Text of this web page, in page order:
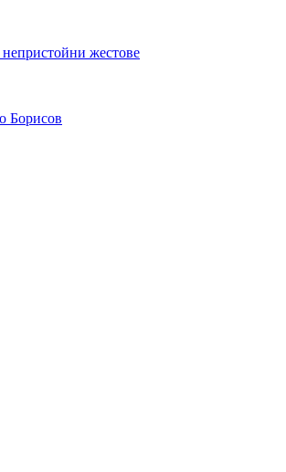
жестове
Борисов